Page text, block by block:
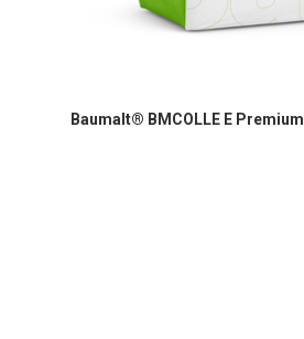
Baumalt® BMCOLLE E Premium